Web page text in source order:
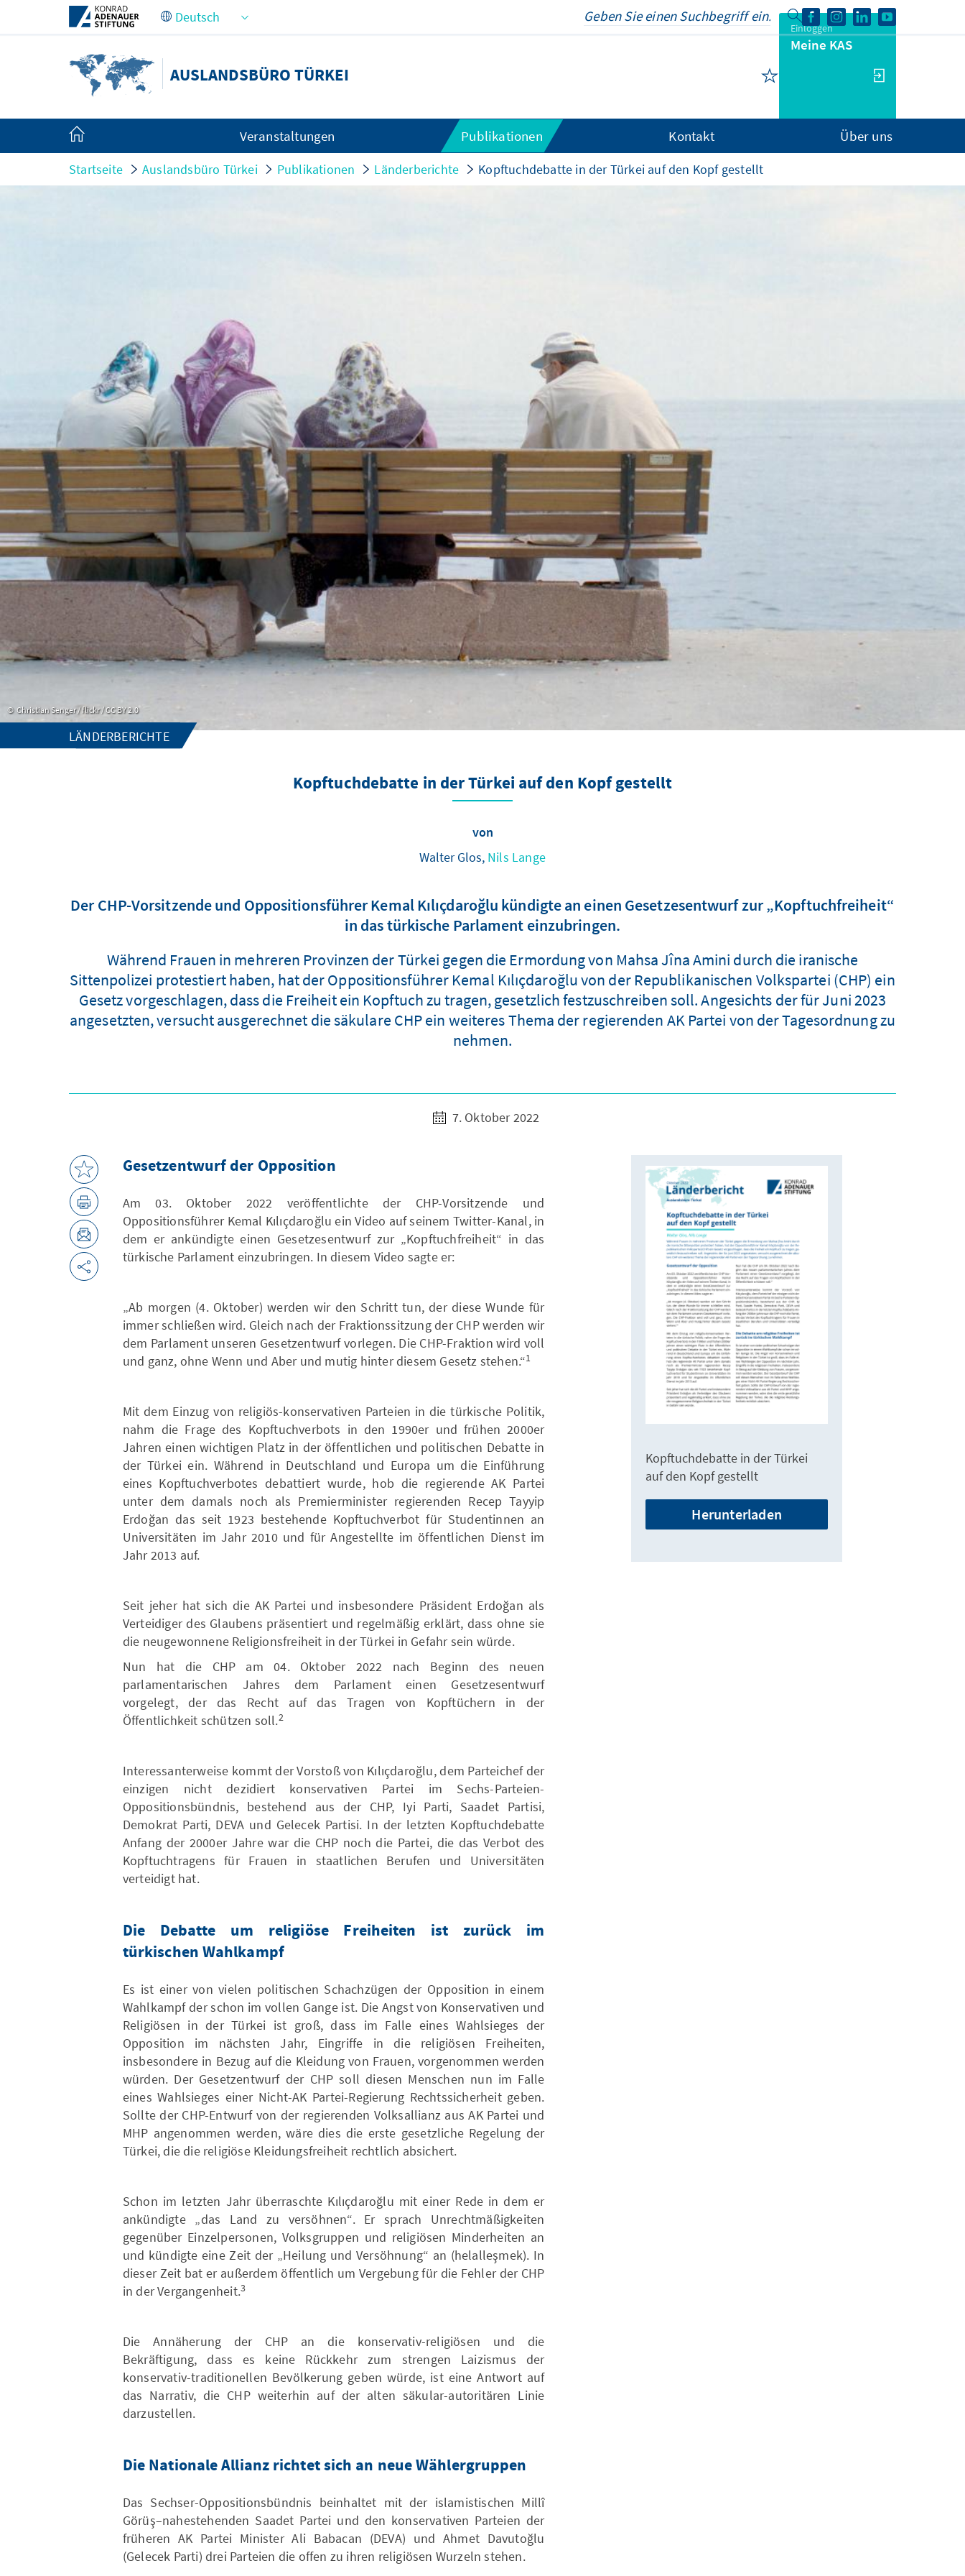
Zum Hauptinhalt springen
AUSLANDSBÜRO TÜRKEI
Einloggen
Meine KAS
Veranstaltungen Publikationen Kontakt Über uns
Startseite Auslandsbüro Türkei Publikationen Länderberichte Kopftuchdebatte in der Türkei auf den Kopf gestellt
Christian Senger / flickr / CC BY 2.0
LÄNDERBERICHTE
Kopftuchdebatte in der Türkei auf den Kopf gestellt
von
Walter Glos, Nils Lange
Der CHP-Vorsitzende und Oppositionsführer Kemal Kılıçdaroğlu kündigte an einen Gesetzesentwurf zur „Kopftuchfreiheit“
in das türkische Parlament einzubringen.
Während Frauen in mehreren Provinzen der Türkei gegen die Ermordung von Mahsa Jîna Amini durch die iranische
Sittenpolizei protestiert haben, hat der Oppositionsführer Kemal Kılıçdaroğlu von der Republikanischen Volkspartei (CHP) ein
Gesetz vorgeschlagen, dass die Freiheit ein Kopftuch zu tragen, gesetzlich festzuschreiben soll. Angesichts der für Juni 2023
angesetzten, versucht ausgerechnet die säkulare CHP ein weiteres Thema der regierenden AK Partei von der Tagesordnung zu
nehmen.
7. Oktober 2022
Gesetzentwurf der Opposition
Am 03. Oktober 2022 veröffentlichte der CHP-Vorsitzende und
Oppositionsführer Kemal Kılıçdaroğlu ein Video auf seinem Twitter-Kanal, in
dem er ankündigte einen Gesetzesentwurf zur „Kopftuchfreiheit“ in das
türkische Parlament einzubringen. In diesem Video sagte er:
„Ab morgen (4. Oktober) werden wir den Schritt tun, der diese Wunde für
immer schließen wird. Gleich nach der Fraktionssitzung der CHP werden wir
dem Parlament unseren Gesetzentwurf vorlegen. Die CHP-Fraktion wird voll
und ganz, ohne Wenn und Aber und mutig hinter diesem Gesetz stehen.“1
Mit dem Einzug von religiös-konservativen Parteien in die türkische Politik,
nahm die Frage des Kopftuchverbots in den 1990er und frühen 2000er
Jahren einen wichtigen Platz in der öffentlichen und politischen Debatte in
der Türkei ein. Während in Deutschland und Europa um die Einführung
eines Kopftuchverbotes debattiert wurde, hob die regierende AK Partei
unter dem damals noch als Premierminister regierenden Recep Tayyip
Erdoğan das seit 1923 bestehende Kopftuchverbot für Studentinnen an
Universitäten im Jahr 2010 und für Angestellte im öffentlichen Dienst im
Jahr 2013 auf.
Seit jeher hat sich die AK Partei und insbesondere Präsident Erdoğan als
Verteidiger des Glaubens präsentiert und regelmäßig erklärt, dass ohne sie
die neugewonnene Religionsfreiheit in der Türkei in Gefahr sein würde.
Nun hat die CHP am 04. Oktober 2022 nach Beginn des neuen
parlamentarischen Jahres dem Parlament einen Gesetzesentwurf
vorgelegt, der das Recht auf das Tragen von Kopftüchern in der
Öffentlichkeit schützen soll.2
Interessanterweise kommt der Vorstoß von Kılıçdaroğlu, dem Parteichef der
einzigen nicht dezidiert konservativen Partei im Sechs-Parteien-
Oppositionsbündnis, bestehend aus der CHP, Iyi Parti, Saadet Partisi,
Demokrat Parti, DEVA und Gelecek Partisi. In der letzten Kopftuchdebatte
Anfang der 2000er Jahre war die CHP noch die Partei, die das Verbot des
Kopftuchtragens für Frauen in staatlichen Berufen und Universitäten
verteidigt hat.
Die Debatte um religiöse Freiheiten ist zurück im
türkischen Wahlkampf
Es ist einer von vielen politischen Schachzügen der Opposition in einem
Wahlkampf der schon im vollen Gange ist. Die Angst von Konservativen und
Religiösen in der Türkei ist groß, dass im Falle eines Wahlsieges der
Opposition im nächsten Jahr, Eingriffe in die religiösen Freiheiten,
insbesondere in Bezug auf die Kleidung von Frauen, vorgenommen werden
würden. Der Gesetzentwurf der CHP soll diesen Menschen nun im Falle
eines Wahlsieges einer Nicht-AK Partei-Regierung Rechtssicherheit geben.
Sollte der CHP-Entwurf von der regierenden Volksallianz aus AK Partei und
MHP angenommen werden, wäre dies die erste gesetzliche Regelung der
Türkei, die die religiöse Kleidungsfreiheit rechtlich absichert.
Schon im letzten Jahr überraschte Kılıçdaroğlu mit einer Rede in dem er
ankündigte „das Land zu versöhnen“. Er sprach Unrechtmäßigkeiten
gegenüber Einzelpersonen, Volksgruppen und religiösen Minderheiten an
und kündigte eine Zeit der „Heilung und Versöhnung“ an (helalleşmek). In
dieser Zeit bat er außerdem öffentlich um Vergebung für die Fehler der CHP
in der Vergangenheit.3
Die Annäherung der CHP an die konservativ-religiösen und die
Bekräftigung, dass es keine Rückkehr zum strengen Laizismus der
konservativ-traditionellen Bevölkerung geben würde, ist eine Antwort auf
das Narrativ, die CHP weiterhin auf der alten säkular-autoritären Linie
darzustellen.
Die Nationale Allianz richtet sich an neue Wählergruppen
Das Sechser-Oppositionsbündnis beinhaltet mit der islamistischen Millî
Görüş–nahestehenden Saadet Partei und den konservativen Parteien der
früheren AK Partei Minister Ali Babacan (DEVA) und Ahmet Davutoğlu
(Gelecek Parti) drei Parteien die offen zu ihren religiösen Wurzeln stehen.
Kopftuchdebatte in der Türkei
auf den Kopf gestellt
Herunterladen